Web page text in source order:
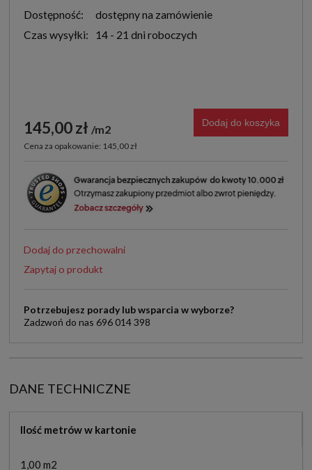
Dostępność:
dostępny na zamówienie
Czas wysyłki:
14 - 21 dni roboczych
145,00 zł m2
Cena za opakowanie: 145,00 zł
Dodaj do koszyka
Dodaj do przechowalni
Zapytaj o produkt
Potrzebujesz porady lub wsparcia w wyborze?
Zadzwoń do nas 696 014 398
DANE TECHNICZNE
Ilość metrów w kartonie
1,00 m2